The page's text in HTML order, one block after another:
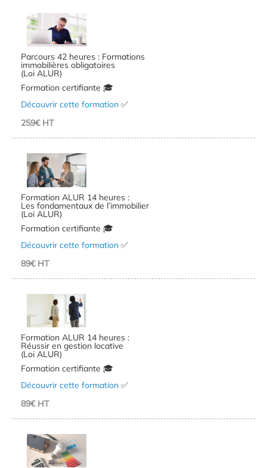
Parcours 42 heures : Formations
immobilières obligatoires
(Loi ALUR)
Formation certifiante 🎓
Découvrir cette formation ✅
259€ HT
Formation ALUR 14 heures :
Les fondamentaux de l’immobilier
(Loi ALUR)
Formation certifiante 🎓
Découvrir cette formation ✅
89€ HT
Formation ALUR 14 heures :
Réussir en gestion locative
(Loi ALUR)
Formation certifiante 🎓
Découvrir cette formation ✅
89€ HT